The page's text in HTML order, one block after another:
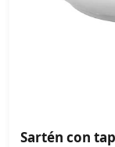
Sartén con